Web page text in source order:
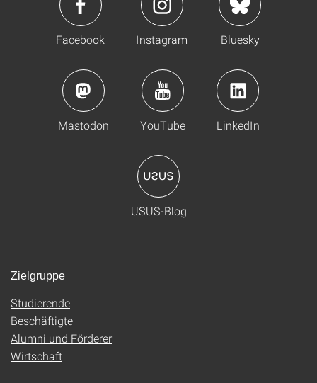
Facebook Instagram Bluesky
Mastodon YouTube LinkedIn
USUS-Blog
Zielgruppe
Studierende
Beschäftigte
Alumni und Förderer
Wirtschaft